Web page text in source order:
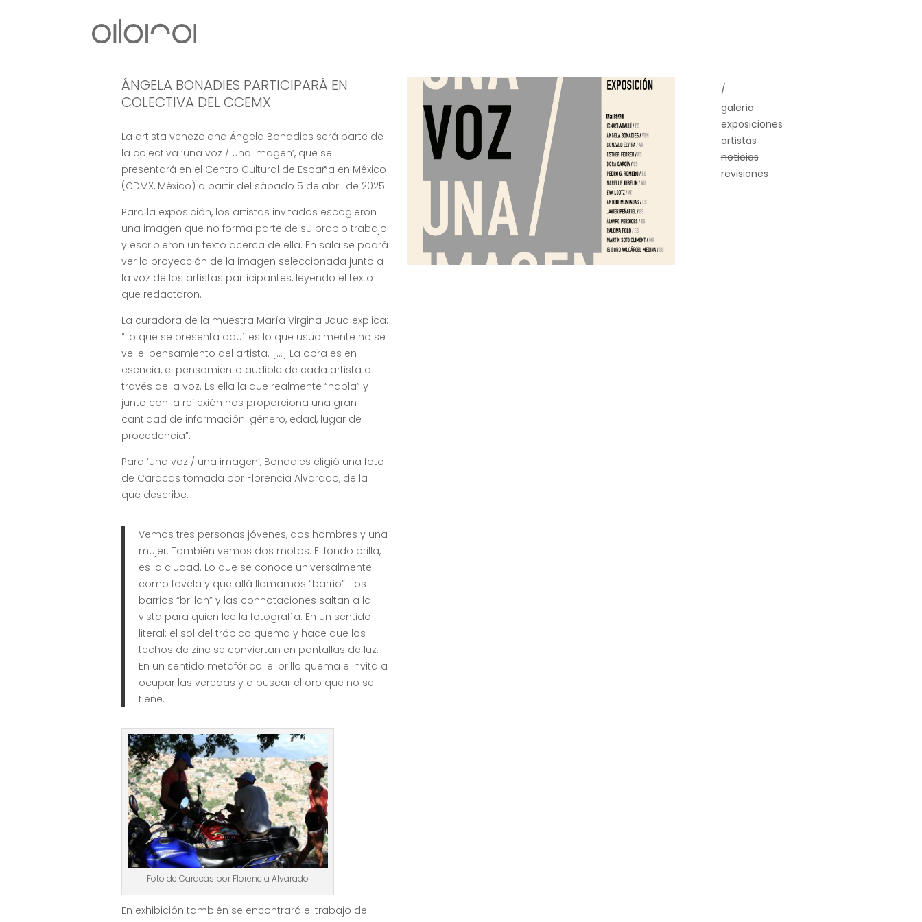
ÁNGELA BONADIES PARTICIPARÁ EN
COLECTIVA DEL CCEMX
La artista venezolana Ángela Bonadies será parte de
la colectiva ‘una voz / una imagen’, que se
presentará en el Centro Cultural de España en México
(CDMX, México) a partir del sábado 5 de abril de 2025.
Para la exposición, los artistas invitados escogieron
una imagen que no forma parte de su propio trabajo
y escribieron un texto acerca de ella. En sala se podrá
ver la proyección de la imagen seleccionada junto a
la voz de los artistas participantes, leyendo el texto
que redactaron.
La curadora de la muestra María Virgina Jaua explica:
“Lo que se presenta aquí es lo que usualmente no se
ve: el pensamiento del artista. […] La obra es en
esencia, el pensamiento audible de cada artista a
través de la voz. Es ella la que realmente “habla” y
junto con la reflexión nos proporciona una gran
cantidad de información: género, edad, lugar de
procedencia”.
Para ‘una voz / una imagen’, Bonadies eligió una foto
de Caracas tomada por Florencia Alvarado, de la
que describe:
Vemos tres personas jóvenes, dos hombres y una
mujer. También vemos dos motos. El fondo brilla,
es la ciudad. Lo que se conoce universalmente
como favela y que allá llamamos “barrio”. Los
barrios “brillan” y las connotaciones saltan a la
vista para quien lee la fotografía. En un sentido
literal: el sol del trópico quema y hace que los
techos de zinc se conviertan en pantallas de luz.
En un sentido metafórico: el brillo quema e invita a
ocupar las veredas y a buscar el oro que no se
tiene.
Foto de Caracas por Florencia Alvarado
En exhibición también se encontrará el trabajo de
/
galería
exposiciones
artistas
noticias
revisiones